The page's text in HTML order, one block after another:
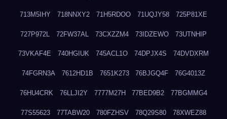
713M5IHY 718NNXY2 71H5RDOO 71UQJY58 725P81XE
727P972L 72FW37AL 73CXZZM4 73IDZEWO 73UTNHIP
73VKAF4E 740HGIUK 745ACL1O 74DPJX4S 74DVDXRM
74FGRN3A 7612HD1B 7651K273 76BJGQ4F 76G4013Z
76HU4CRK 76LLJI2Y 7777M27H 77BED9B2 77BGMMG4
77S55623 77TABW20 780FZHSV 78Q29S80 78XWEZ88